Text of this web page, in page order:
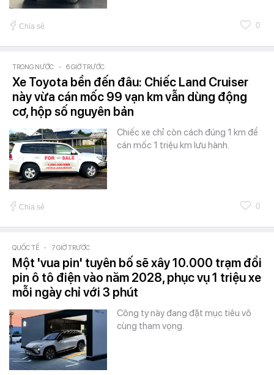
Chia sẻ 0
TRONG NƯỚC - 6 GIỜ TRƯỚC
Xe Toyota bền đến đâu: Chiếc Land Cruiser
này vừa cán mốc 99 vạn km vẫn dùng động
cơ, hộp số nguyên bản
Chiếc xe chỉ còn cách đúng 1 km để
cán mốc 1 triệu km lưu hành.
Chia sẻ 0
QUỐC TẾ - 7 GIỜ TRƯỚC
Một 'vua pin' tuyên bố sẽ xây 10.000 trạm đổi
pin ô tô điện vào năm 2028, phục vụ 1 triệu xe
mỗi ngày chỉ với 3 phút
Công ty này đang đặt mục tiêu vô
cùng tham vọng.